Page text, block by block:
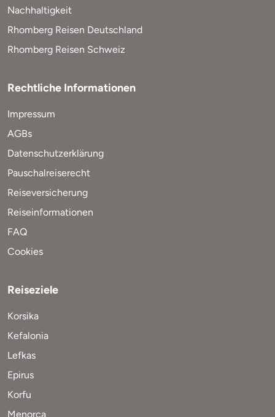
Nachhaltigkeit
Rhomberg Reisen Deutschland
Rhomberg Reisen Schweiz
Rechtliche Informationen
Impressum
AGBs
Datenschutzerklärung
Pauschalreiserecht
Reiseversicherung
Reiseinformationen
FAQ
Cookies
Reiseziele
Korsika
Kefalonia
Lefkas
Epirus
Korfu
Menorca